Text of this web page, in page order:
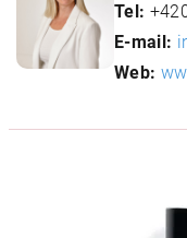
Tel:
E-mail:
Web: